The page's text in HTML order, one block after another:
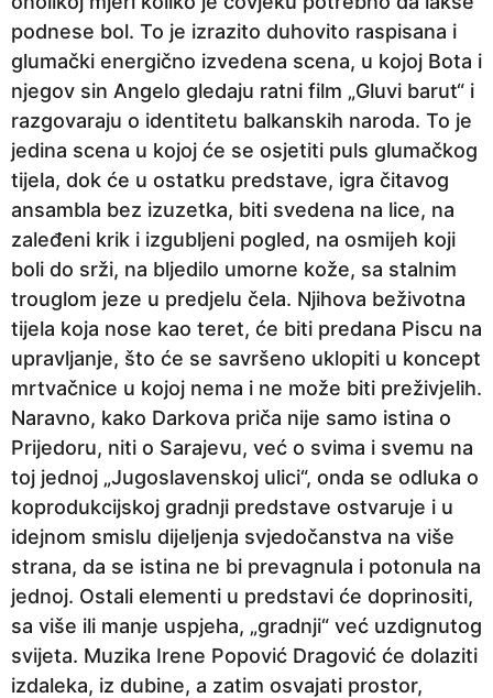
podnese bol. To je izrazito duhovito raspisana i
glumački energično izvedena scena, u kojoj Bota i
njegov sin Angelo gledaju ratni film „Gluvi barut“ i
razgovaraju o identitetu balkanskih naroda. To je
jedina scena u kojoj će se osjetiti puls glumačkog
tijela, dok će u ostatku predstave, igra čitavog
ansambla bez izuzetka, biti svedena na lice, na
zaleđeni krik i izgubljeni pogled, na osmijeh koji
boli do srži, na bljedilo umorne kože, sa stalnim
trouglom jeze u predjelu čela. Njihova beživotna
tijela koja nose kao teret, će biti predana Piscu na
upravljanje, što će se savršeno uklopiti u koncept
mrtvačnice u kojoj nema i ne može biti preživjelih.
Naravno, kako Darkova priča nije samo istina o
Prijedoru, niti o Sarajevu, već o svima i svemu na
toj jednoj „Jugoslavenskoj ulici“, onda se odluka o
koprodukcijskoj gradnji predstave ostvaruje i u
idejnom smislu dijeljenja svjedočanstva na više
strana, da se istina ne bi prevagnula i potonula na
jednoj. Ostali elementi u predstavi će doprinositi,
sa više ili manje uspjeha, „gradnji“ već uzdignutog
svijeta. Muzika Irene Popović Dragović će dolaziti
izdaleka, iz dubine, a zatim osvajati prostor,